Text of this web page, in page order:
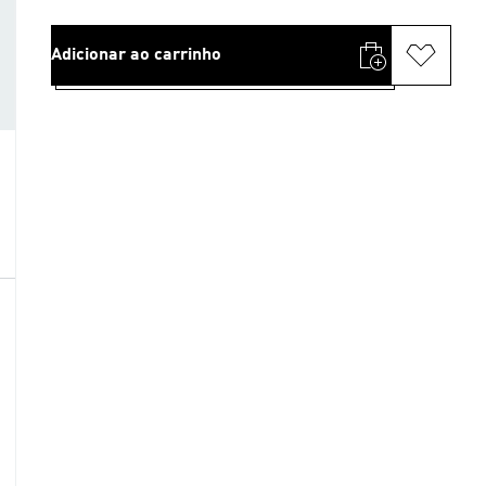
Adicionar ao carrinho